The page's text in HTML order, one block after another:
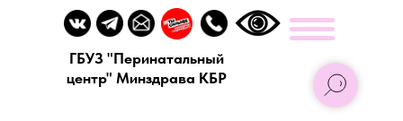
ГБУЗ "Перинатальный
центр" Минздрава КБР